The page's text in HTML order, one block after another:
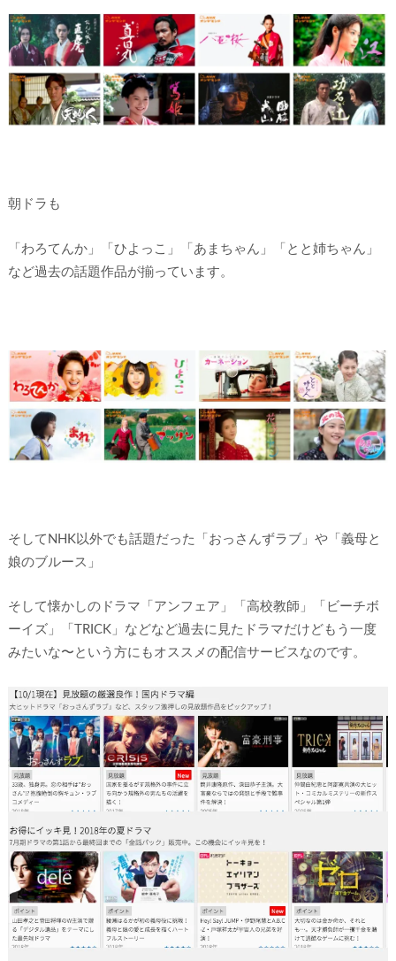
朝ドラも
「わろてんか」「ひよっこ」「あまちゃん」「とと姉ちゃん」
など過去の話題作品が揃っています。
そしてNHK以外でも話題だった「おっさんずラブ」や「義母と
娘のブルース」
そして懐かしのドラマ「アンフェア」「高校教師」「ビーチボ
ーイズ」「TRICK」などなど過去に見たドラマだけどもう一度
みたいな〜という方にもオススメの配信サービスなのです。